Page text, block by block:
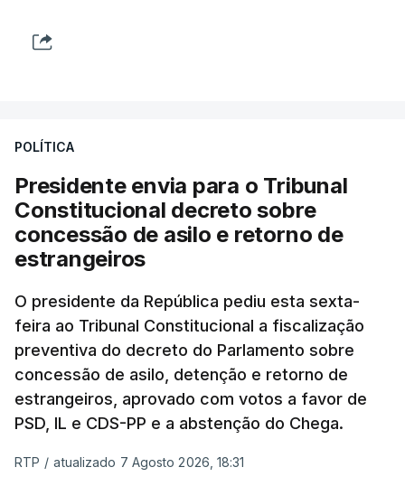
POLÍTICA
Presidente envia para o Tribunal
Constitucional decreto sobre
concessão de asilo e retorno de
estrangeiros
O presidente da República pediu esta sexta-
feira ao Tribunal Constitucional a fiscalização
preventiva do decreto do Parlamento sobre
concessão de asilo, detenção e retorno de
estrangeiros, aprovado com votos a favor de
PSD, IL e CDS-PP e a abstenção do Chega.
RTP / atualizado 7 Agosto 2026, 18:31